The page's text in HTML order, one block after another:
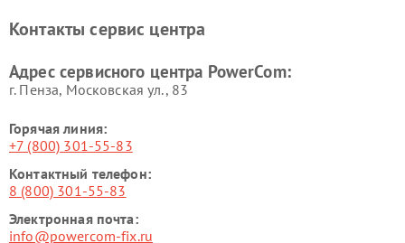
Контакты сервис центра
Адрес сервисного центра PowerCom:
г. Пенза, Московская ул., 83
Горячая линия:
+7 (800) 301-55-83
Контактный телефон:
8 (800) 301-55-83
Электронная почта:
info@powercom-fix.ru